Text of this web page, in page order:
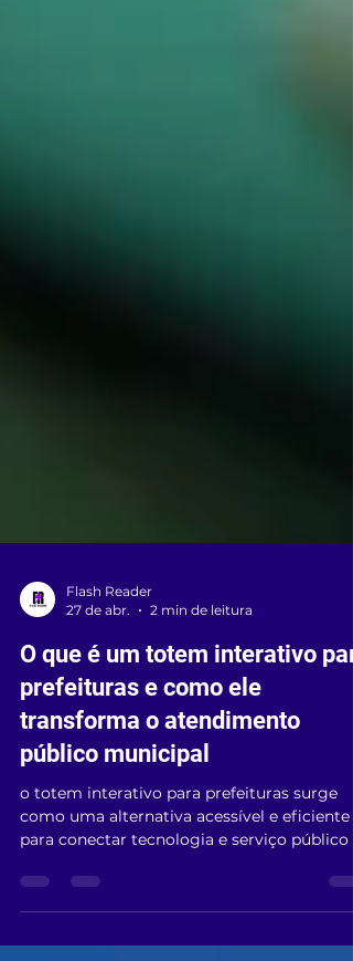
27 de abr.
2 min de leitura
O que é um totem interativo
prefeituras e como ele
transforma o atendimento
público municipal
o totem interativo para prefeituras surge
para conectar tecnologia e serviço público